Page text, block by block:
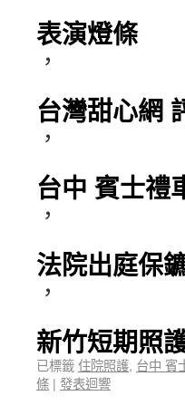
表演燈條
，
台灣甜心網
，
台中 賓士禮
，
法院出庭保
，
新竹短期照
已標籤住院照護, 台中 賓
條 | 發表迴響